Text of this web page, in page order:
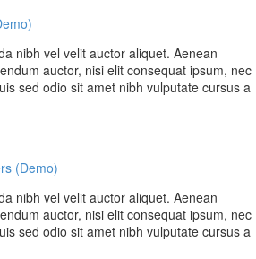
nibh vel velit auctor aliquet. Aenean
auctor, nisi elit consequat ipsum, nec
sed odio sit amet nibh vulputate cursus a
(Demo)
nibh vel velit auctor aliquet. Aenean
auctor, nisi elit consequat ipsum, nec
sed odio sit amet nibh vulputate cursus a